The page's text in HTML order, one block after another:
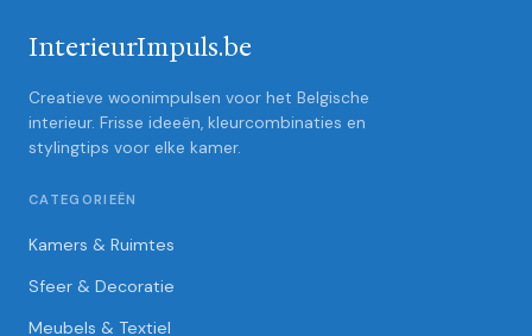
InterieurImpuls.be
Creatieve woonimpulsen voor het Belgische
interieur. Frisse ideeën, kleurcombinaties en
stylingtips voor elke kamer.
CATEGORIEËN
Kamers & Ruimtes
Sfeer & Decoratie
Meubels & Textiel